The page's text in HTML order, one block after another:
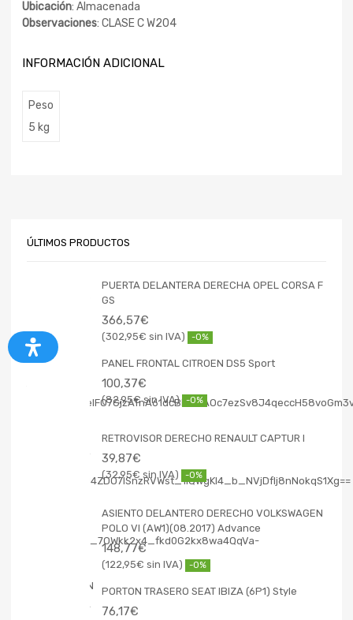
Ubicación: Almacenada
Observaciones: CLASE C W204
INFORMACIÓN ADICIONAL
Peso
5 kg
ÚLTIMOS PRODUCTOS
PUERTA DELANTERA DERECHA OPEL CORSA F
GS
366,57€
302,95€ -0%
PANEL FRONTAL CITROEN DS5 Sport
100,37€
82,95€ -0%
RETROVISOR DERECHO RENAULT CAPTUR I
39,87€
32,95€ -0%
ASIENTO DELANTERO DERECHO VOLKSWAGEN
POLO VI (AW1)(08.2017) Advance
148,77€
122,95€ -0%
PORTON TRASERO SEAT IBIZA (6P1) Style
76,17€